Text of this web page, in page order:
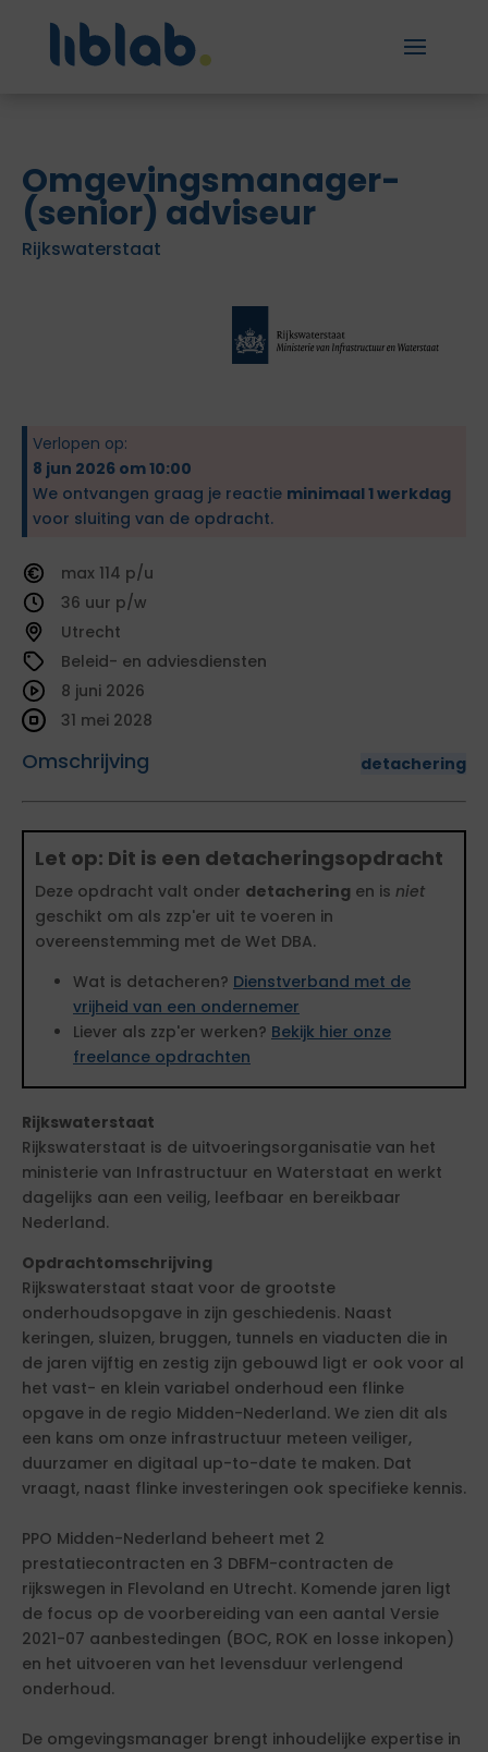
Omgevingsmanager-
(senior) adviseur
Rijkswaterstaat
Verlopen op:
8 jun 2026 om 10:00
We ontvangen graag je reactie minimaal 1 werkdag
voor sluiting van de opdracht.
114
36
Utrecht
Beleid- en adviesdiensten
Omschrijving detachering
8 juni 2026
31 mei 2028
Let op: Dit is een detacheringsopdracht
Deze opdracht valt onder detachering en is niet
geschikt om als zzp'er uit te voeren in
overeenstemming met de Wet DBA.
Wat is detacheren? Dienstverband met de
vrijheid van een ondernemer
Liever als zzp'er werken? Bekijk hier onze
freelance opdrachten
Rijkswaterstaat
Rijkswaterstaat is de uitvoeringsorganisatie van het
ministerie van Infrastructuur en Waterstaat en werkt
dagelijks aan een veilig, leefbaar en bereikbaar
Nederland.
Opdrachtomschrijving
Rijkswaterstaat staat voor de grootste
onderhoudsopgave in zijn geschiedenis. Naast
keringen, sluizen, bruggen, tunnels en viaducten die in
de jaren vijftig en zestig zijn gebouwd ligt er ook voor al
het vast- en klein variabel onderhoud een flinke
opgave in de regio Midden-Nederland. We zien dit als
een kans om onze infrastructuur meteen veiliger,
duurzamer en digitaal up-to-date te maken. Dat
vraagt, naast flinke investeringen ook specifieke kennis.
PPO Midden-Nederland beheert met 2
prestatiecontracten en 3 DBFM-contracten de
rijkswegen in Flevoland en Utrecht. Komende jaren ligt
de focus op de voorbereiding van een aantal Versie
2021-07 aanbestedingen (BOC, ROK en losse inkopen)
en het uitvoeren van het levensduur verlengend
onderhoud.
De omgevingsmanager brengt inhoudelijke expertise in